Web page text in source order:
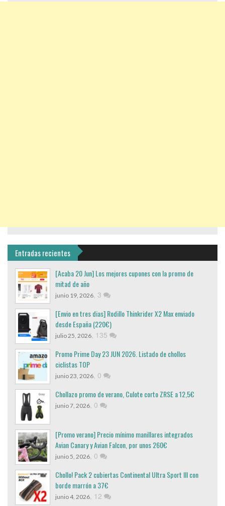
Entradas recientes
[Acaba 20 Jun] Los mejores cupones con la promo de
mitad de año
junio 19, 2026, 3
[Envio en tres dias] Rodillo Thinkrider X2 Max enviado
desde España (220€)
julio 25, 2026, 135
Promo Prime Day 23 JUN 2026. Listado de chollos
ciclistas TOP
junio 23, 2026, 0
Chollazo promo de verano, Culote corto ZRSE a 12,5€
junio 7, 2026, 0
[Promo verano] Precio mínimo manillares integrados
Avian Canary y Avian Falcon, por unos 260€
junio 5, 2026, 0
Chollo! Pack 2 cubiertas Continental Ultra Sport III con
borde marrón a 37€
junio 4, 2026, 12